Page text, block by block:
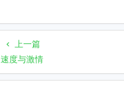
上一篇
速度与激情